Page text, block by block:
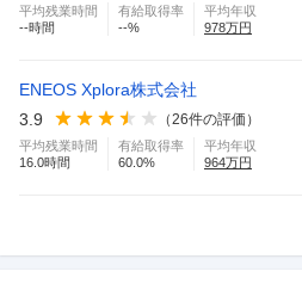
平均残業時間
--時間
有給取得率
--%
平均年収
978万円
ENEOS Xplora株式会社
3.9
（26件の評価）
平均残業時間
16.0時間
有給取得率
60.0%
平均年収
964万円